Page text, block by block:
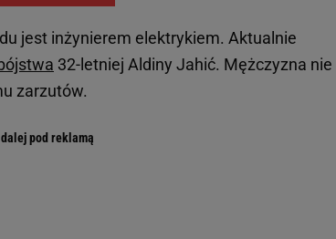
jest inżynierem elektrykiem. Aktualnie
32-letniej Aldiny Jahić. Mężczyzna nie
zarzutów.